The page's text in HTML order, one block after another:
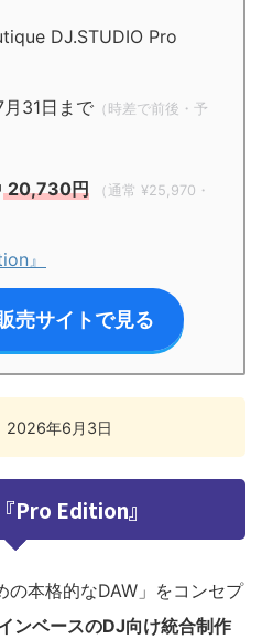
DJ.STUDIO Pro
月31日まで （時差で前後・予
20,730円 （通常 ¥25,970・
』
売サイトで見る
2026年6月3日
Pro Edition』
の本格的なDAW」をコンセプ
ンベースのDJ向け統合制作